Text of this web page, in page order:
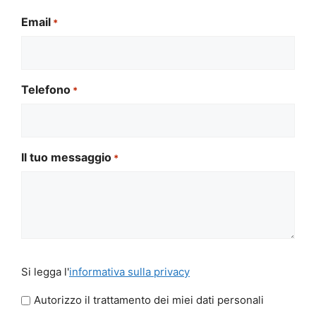
Email *
Telefono *
Il tuo messaggio *
legga
l'informativa
Si legga l'informativa sulla privacy
Autorizzo il trattamento dei miei dati personali